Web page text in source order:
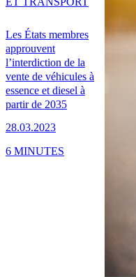
Les États membres
approuvent
l’interdiction de la
vente de véhicules à
essence et diesel à
partir de 2035
28.03.2023
6 MINUTES